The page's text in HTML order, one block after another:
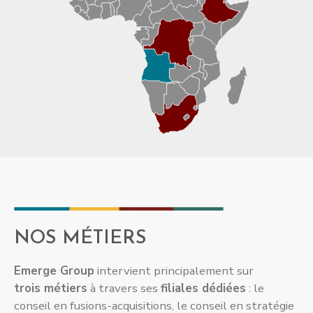
NOS MÉTIERS
Emerge Group intervient principalement sur
trois métiers à travers ses filiales dédiées : le
conseil en fusions-acquisitions, le conseil en stratégie